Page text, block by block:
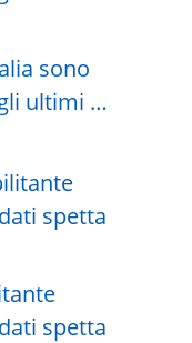
sono
ultimi …
spetta